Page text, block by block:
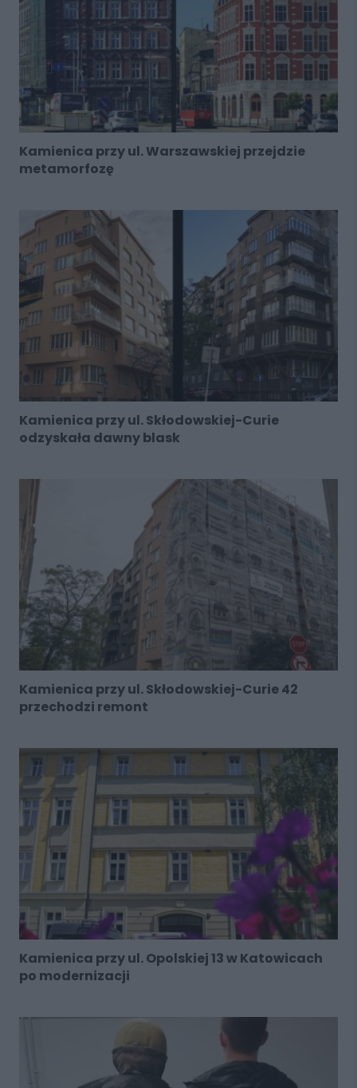
Kamienica przy ul. Warszawskiej przejdzie
metamorfozę
Kamienica przy ul. Skłodowskiej-Curie
odzyskała dawny blask
Kamienica przy ul. Skłodowskiej-Curie 42
przechodzi remont
Kamienica przy ul. Opolskiej 13 w Katowicach
po modernizacji